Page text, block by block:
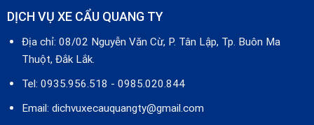
DỊCH VỤ XE CẨU QUANG TY
Địa chỉ: 08/02 Nguyễn Văn Cừ, P. Tân Lập, Tp. Buôn Ma
Thuột, Đắk Lắk.
Tel: 0935.956.518 - 0985.020.844
Email: dichvuxecauquangty@gmail.com